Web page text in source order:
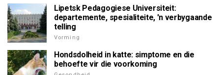
Lipetsk Pedagogiese Universiteit:
departemente, spesialiteite, 'n verbygaande
telling
Vorming
Hondsdolheid in katte: simptome en die
behoefte vir die voorkoming